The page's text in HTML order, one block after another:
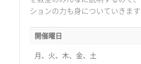
ションの力も身についていきます
開催曜日
月、火、木、金、土